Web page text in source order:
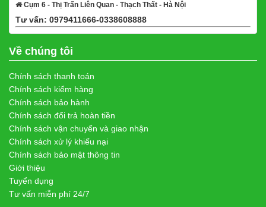
Cụm 6 - Thị Trấn Liên Quan - Thạch Thất - Hà Nội
Tư vấn: 0979411666-0338608888
Về chúng tôi
Chính sách thanh toán
Chính sách kiểm hàng
Chính sách bảo hành
Chính sách đổi trả hoàn tiền
Chính sách vận chuyển và giao nhận
Chính sách xử lý khiếu nại
Chính sách bảo mật thông tin
Giới thiệu
Tuyển dụng
Tư vấn miễn phí 24/7